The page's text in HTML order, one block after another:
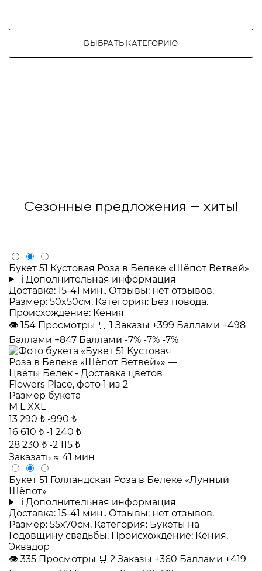
ВЫБРАТЬ КАТЕГОРИЮ
Сезонные предложения — хиты!
Букет 51 Кустовая Роза в Белеке «Шёпот Ветвей»
i Дополнительная информация
Доставка: 15-41 мин.. Отзывы: нет отзывов.
Размер: 50x50см. Категория: Без повода.
Происхождение: Кения
👁 154 Просмотры 🛒 1 Заказы +399 Баллами +498
Баллами +847 Баллами -7% -7% -7%
Размер букета
M L XXL
13 290 ₺ -990 ₺
16 610 ₺ -1 240 ₺
28 230 ₺ -2 115 ₺
Заказать ≈ 41 мин
Букет 51 Голландская Роза в Белеке «Лунный
Шёпот»
i Дополнительная информация
Доставка: 15-41 мин.. Отзывы: нет отзывов.
Размер: 55x70см. Категория: Букеты на
Годовщину свадьбы. Происхождение: Кения,
Эквадор
👁 335 Просмотры 🛒 2 Заказы +360 Баллами +419